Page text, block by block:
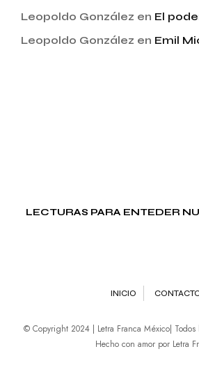
Leopoldo González en El
Leopoldo González en Emil
LECTURAS PARA ENTEDER
INICIO
© Copyright 2024 | Letra Franca México| Todos
Hecho con amor por Letra